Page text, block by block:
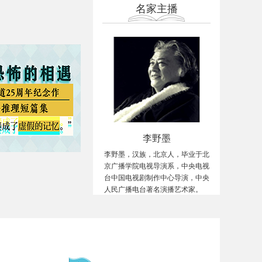
名家主播
李野墨
李野墨，汉族，北京人，毕业于北
京广播学院电视导演系，中央电视
台中国电视剧制作中心导演，中央
人民广播电台著名演播艺术家。